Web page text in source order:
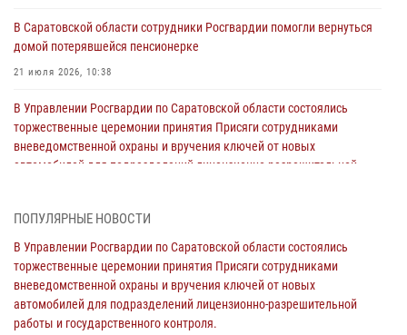
В Саратовской области сотрудники Росгвардии помогли вернуться
домой потерявшейся пенсионерке
21 июля 2026, 10:38
В Управлении Росгвардии по Саратовской области состоялись
торжественные церемонии принятия Присяги сотрудниками
вневедомственной охраны и вручения ключей от новых
автомобилей для подразделений лицензионно-разрешительной
В Саратовской области самые лучшие каникулы проходят с
Росгвардией
16 июля 2026, 06:50 7 1
В Саратове сотрудники Росгвардии первыми пришли на помощь к
ПОПУЛЯРНЫЕ НОВОСТИ
В Управлении Росгвардии по Саратовской области состоялись
торжественные церемонии принятия Присяги сотрудниками
вневедомственной охраны и вручения ключей от новых
автомобилей для подразделений лицензионно-разрешительной
работы и государственного контроля.